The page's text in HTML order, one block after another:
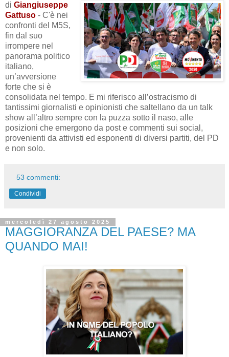
di Giangiuseppe
Gattuso - C'è nei
confronti del M5S,
fin dal suo
irrompere nel
panorama politico
italiano,
un’avversione
forte che si è
consolidata nel tempo. E mi riferisco all’ostracismo di
tantissimi giornalisti e opinionisti che saltellano da un talk
show all’altro sempre con la puzza sotto il naso, alle
posizioni che emergono da post e commenti sui social,
provenienti da attivisti ed esponenti di diversi partiti, del PD
e non solo.
53 commenti:
Condividi
mercoledì 27 agosto 2025
MAGGIORANZA DEL PAESE? MA
QUANDO MAI!